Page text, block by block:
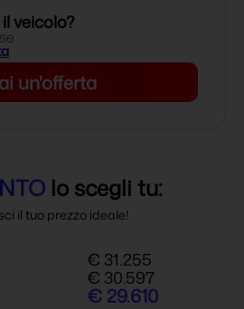
veicolo?
un'offerta
lo scegli tu:
il tuo prezzo ideale!
€ 31.255
€ 30.597
€ 29.610